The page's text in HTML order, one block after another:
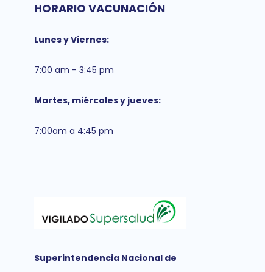
HORARIO VACUNACIÓN
Lunes y Viernes:
7:00 am - 3:45 pm
Martes, miércoles y jueves:
7:00am a 4:45 pm
Superintendencia Nacional de